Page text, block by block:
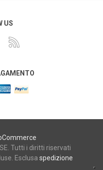
US
Tutti i diritti riservati
Esclusa spedizione